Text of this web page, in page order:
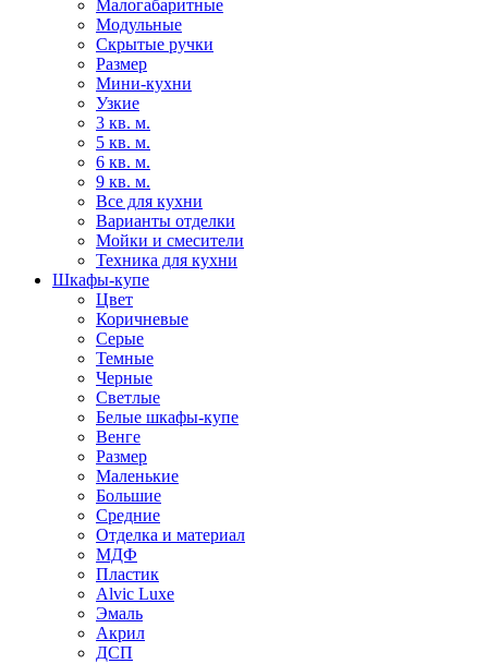
Малогабаритные
Модульные
Скрытые ручки
Размер
Мини-кухни
Узкие
3 кв. м.
5 кв. м.
6 кв. м.
9 кв. м.
Все для кухни
Варианты отделки
Мойки и смесители
Техника для кухни
Шкафы-купе
Цвет
Коричневые
Серые
Темные
Черные
Светлые
Белые шкафы-купе
Венге
Размер
Маленькие
Большие
Средние
Отделка и материал
МДФ
Пластик
Alvic Luxe
Эмаль
Акрил
ДСП